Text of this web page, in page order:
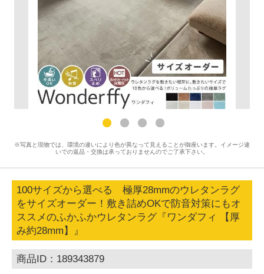
※写真と現物では、環境の違いにより色が異なって見えることが御座います。イメージ違
いでの返品・交換は承っておりませんのでご了承下さい。
100サイズから選べる 極厚28mmのウレタンラグ
をサイズオーダー！敷き詰めOKで防音対策にもオ
ススメのふかふかウレタンラグ『ワンダフィ 【厚
み約28mm】』
商品ID：189343879